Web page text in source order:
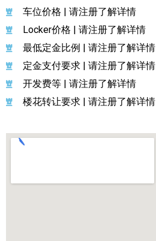
车位价格 | 请注册了解详情
Locker价格 | 请注册了解详情
最低定金比例 | 请注册了解详情
定金支付要求 | 请注册了解详情
开发费等 | 请注册了解详情
楼花转让要求 | 请注册了解详情